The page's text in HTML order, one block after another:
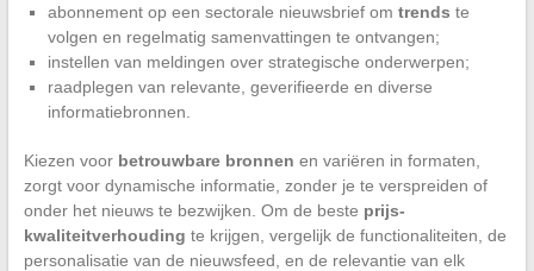
abonnement op een sectorale nieuwsbrief om trends te
volgen en regelmatig samenvattingen te ontvangen;
instellen van meldingen over strategische onderwerpen;
raadplegen van relevante, geverifieerde en diverse
informatiebronnen.
Kiezen voor betrouwbare bronnen en variëren in formaten,
zorgt voor dynamische informatie, zonder je te verspreiden of
onder het nieuws te bezwijken. Om de beste prijs-
kwaliteitverhouding te krijgen, vergelijk de functionaliteiten, de
personalisatie van de nieuwsfeed, en de relevantie van elk